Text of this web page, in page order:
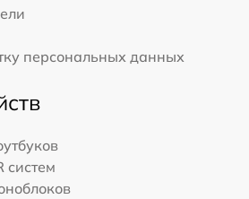
персональных данных
систем